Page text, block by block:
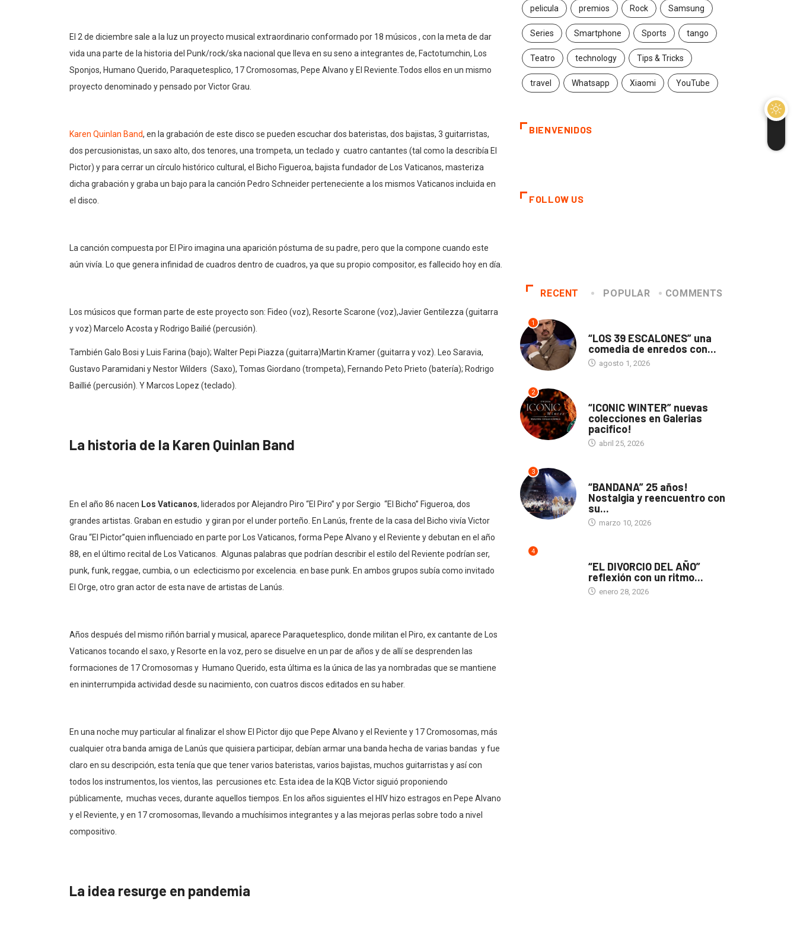
El 2 de diciembre sale a la luz un proyecto musical extraordinario conformado por 18 músicos , con la meta de dar
vida una parte de la historia del Punk/rock/ska nacional que lleva en su seno a integrantes de, Factotumchin, Los
Sponjos, Humano Querido, Paraquetesplico, 17 Cromosomas, Pepe Alvano y El Reviente.Todos ellos en un mismo
proyecto denominado y pensado por Victor Grau.
Karen Quinlan Band, en la grabación de este disco se pueden escuchar dos bateristas, dos bajistas, 3 guitarristas,
dos percusionistas, un saxo alto, dos tenores, una trompeta, un teclado y cuatro cantantes (tal como la describía El
Pictor) y para cerrar un círculo histórico cultural, el Bicho Figueroa, bajista fundador de Los Vaticanos, masteriza
dicha grabación y graba un bajo para la canción Pedro Schneider perteneciente a los mismos Vaticanos incluida en
el disco.
La canción compuesta por El Piro imagina una aparición póstuma de su padre, pero que la compone cuando este
aún vivía. Lo que genera infinidad de cuadros dentro de cuadros, ya que su propio compositor, es fallecido hoy en día.
Los músicos que forman parte de este proyecto son: Fideo (voz), Resorte Scarone (voz),Javier Gentilezza (guitarra
y voz) Marcelo Acosta y Rodrigo Bailié (percusión).
También Galo Bosi y Luis Farina (bajo); Walter Pepi Piazza (guitarra)Martin Kramer (guitarra y voz). Leo Saravia,
Gustavo Paramidani y Nestor Wilders (Saxo), Tomas Giordano (trompeta), Fernando Peto Prieto (batería); Rodrigo
Baillié (percusión). Y Marcos Lopez (teclado).
La historia de la Karen Quinlan Band
En el año 86 nacen Los Vaticanos, liderados por Alejandro Piro “El Piro” y por Sergio “El Bicho” Figueroa, dos
grandes artistas. Graban en estudio y giran por el under porteño. En Lanús, frente de la casa del Bicho vivía Victor
Grau “El Pictor”quien influenciado en parte por Los Vaticanos, forma Pepe Alvano y el Reviente y debutan en el año
88, en el último recital de Los Vaticanos. Algunas palabras que podrían describir el estilo del Reviente podrían ser,
punk, funk, reggae, cumbia, o un eclecticismo por excelencia. en base punk. En ambos grupos subía como invitado
El Orge, otro gran actor de esta nave de artistas de Lanús.
Años después del mismo riñón barrial y musical, aparece Paraquetesplico, donde militan el Piro, ex cantante de Los
Vaticanos tocando el saxo, y Resorte en la voz, pero se disuelve en un par de años y de allí se desprenden las
formaciones de 17 Cromosomas y Humano Querido, esta última es la única de las ya nombradas que se mantiene
en ininterrumpida actividad desde su nacimiento, con cuatros discos editados en su haber.
En una noche muy particular al finalizar el show El Pictor dijo que Pepe Alvano y el Reviente y 17 Cromosomas, más
cualquier otra banda amiga de Lanús que quisiera participar, debían armar una banda hecha de varias bandas y fue
claro en su descripción, esta tenía que que tener varios bateristas, varios bajistas, muchos guitarristas y así con
todos los instrumentos, los vientos, las percusiones etc. Esta idea de la KQB Victor siguió proponiendo
públicamente, muchas veces, durante aquellos tiempos. En los años siguientes el HIV hizo estragos en Pepe Alvano
y el Reviente, y en 17 cromosomas, llevando a muchísimos integrantes y a las mejoras perlas sobre todo a nivel
compositivo.
La idea resurge en pandemia
pelicula premios Rock Samsung
Series Smartphone Sports tango
Teatro technology Tips & Tricks
travel Whatsapp Xiaomi YouTube
BIENVENIDOS
FOLLOW US
RECENT POPULAR COMMENTS
1
“LOS 39 ESCALONES” una
comedia de enredos con...
agosto 1, 2026
2
“ICONIC WINTER” nuevas
colecciones en Galerias
pacifico!
abril 25, 2026
3
“BANDANA” 25 años!
Nostalgia y reencuentro con
su...
marzo 10, 2026
4
“EL DIVORCIO DEL AÑO”
reflexión con un ritmo...
enero 28, 2026